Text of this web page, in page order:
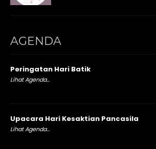
AGENDA
Peringatan Hari Batik
Lihat Agenda...
Upacara Hari Kesaktian Pancasila
Lihat Agenda...